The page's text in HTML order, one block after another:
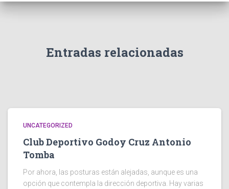
Entradas relacionadas
UNCATEGORIZED
Club Deportivo Godoy Cruz Antonio
Tomba
Por ahora, las posturas están alejadas, aunque es una
opción que contempla la dirección deportiva. Hay varias